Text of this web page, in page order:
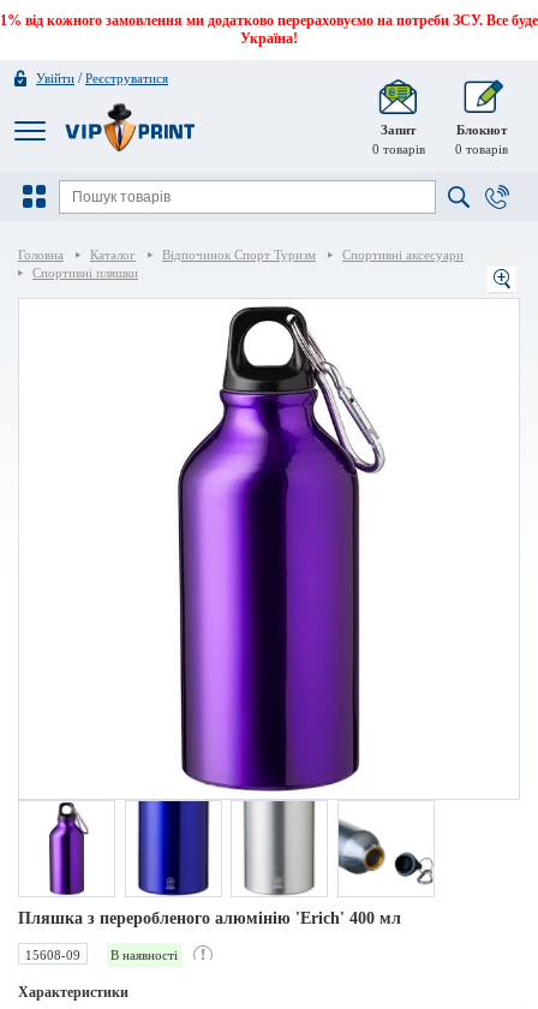
1% від кожного замовлення ми додатково перераховуємо на потреби ЗСУ. Все буде
Україна!
Увійти /Реєструватися
Запит
0 товарів
Блокнот
0 товарів
Головна Каталог Відпочинок Спорт Туризм
Спортивні аксесуари
Спортивні пляшки
Пляшка з переробленого алюмінію 'Erich' 400 мл
15608-09 В наявності
Характеристики